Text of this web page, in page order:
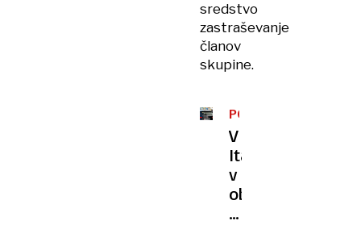
sredstvo
zastraševanje
članov
skupine.
POVEZAVA
Z
MAFIJO
V
Italiji
v
obsežni
operaciji